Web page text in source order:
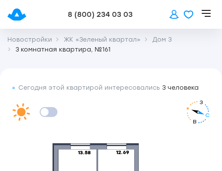
8 (800) 234 03 03
Новостройки ЖК «Зеленый квартал»
Дом 3
3 комнатная квартира, №161
Сегодня этой квартирой интересовались 3 человека
С
В
З